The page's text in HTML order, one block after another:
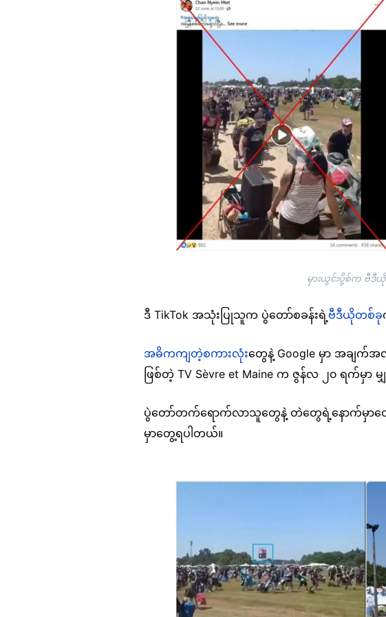
မှားယွင်းပို့စ်က ဗီဒီ
ဒီ TikTok အသုံးပြုသူက ပွဲတော်စခန်းရဲ့ ဗီဒီယိုတစ်ခု
အဓိကကျတဲ့စကားလုံးတွေနဲ့ Google မှာ အချက်
ဖြစ်တဲ့ TV Sèvre et Maine က ဇွန်လ ၂၀ ရက်မှာ
ပွဲတော်တက်ရောက်လာသူတွေနဲ့ တဲတွေရဲ့နောက်မှာတွ
မှာတွေ့ရပါတယ်။